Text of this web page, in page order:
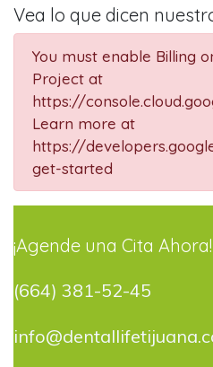
Vea lo que dicen
You must enable Billing
Project at
https://
Learn more at
https://
get-started
¡Agende una Cita Ahora!
(664) 381-52-45